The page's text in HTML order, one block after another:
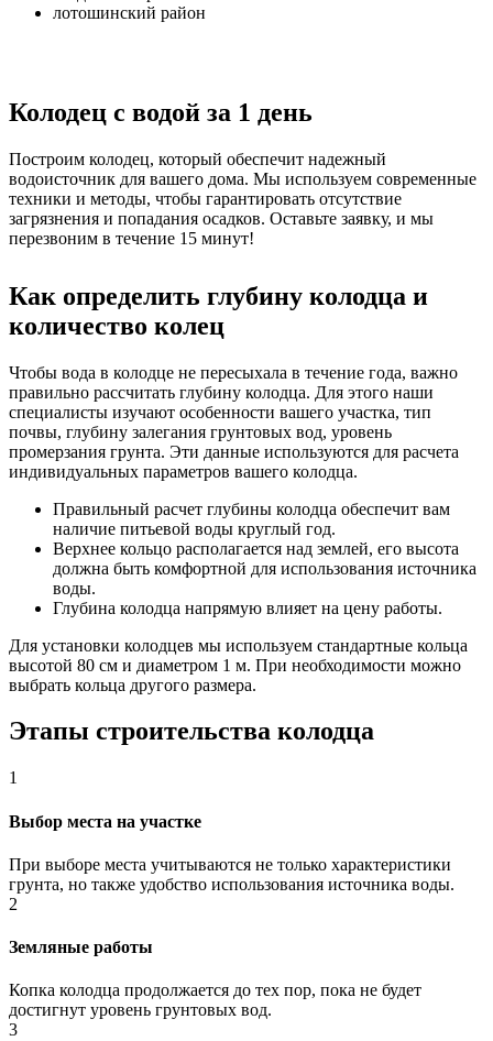
лотошинский район
Колодец с водой за 1 день
Построим колодец, который обеспечит надежный
водоисточник для вашего дома. Мы используем современные
техники и методы, чтобы гарантировать отсутствие
загрязнения и попадания осадков. Оставьте заявку, и мы
перезвоним в течение 15 минут!
Как определить глубину колодца и
количество колец
Чтобы вода в колодце не пересыхала в течение года, важно
правильно рассчитать глубину колодца. Для этого наши
специалисты изучают особенности вашего участка, тип
почвы, глубину залегания грунтовых вод, уровень
промерзания грунта. Эти данные используются для расчета
индивидуальных параметров вашего колодца.
Правильный расчет глубины колодца обеспечит вам
наличие питьевой воды круглый год.
Верхнее кольцо располагается над землей, его высота
должна быть комфортной для использования источника
воды.
Глубина колодца напрямую влияет на цену работы.
Для установки колодцев мы используем стандартные кольца
высотой 80 см и диаметром 1 м. При необходимости можно
выбрать кольца другого размера.
Этапы строительства колодца
1
Выбор места на участке
При выборе места учитываются не только характеристики
грунта, но также удобство использования источника воды.
2
Земляные работы
Копка колодца продолжается до тех пор, пока не будет
достигнут уровень грунтовых вод.
3